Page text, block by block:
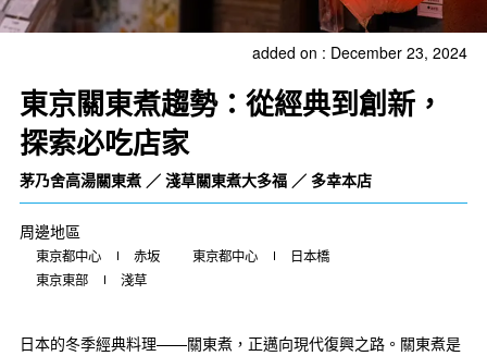
added on : December 23, 2024
東京關東煮趨勢：從經典到創新，
探索必吃店家
茅乃舍高湯關東煮 ／ 淺草關東煮大多福 ／ 多幸本店
周邊地區
東京都中心 赤坂 東京都中心
日本橋
東京東部
淺草
日本的冬季經典料理——關東煮，正邁向現代復興之路。關東煮是